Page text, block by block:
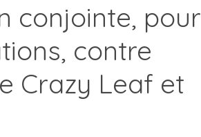
conjointe, pour
contre
Crazy Leaf et